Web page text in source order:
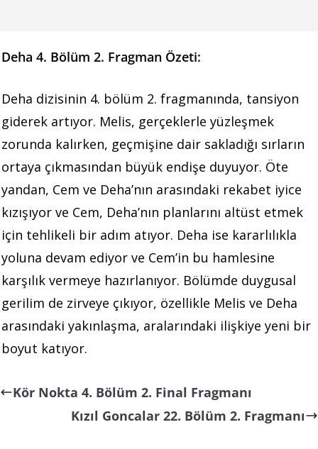
Deha 4. Bölüm 2. Fragman Özeti:
Deha dizisinin 4. bölüm 2. fragmanında, tansiyon
giderek artıyor. Melis, gerçeklerle yüzleşmek
zorunda kalırken, geçmişine dair sakladığı sırların
ortaya çıkmasından büyük endişe duyuyor. Öte
yandan, Cem ve Deha’nın arasındaki rekabet iyice
kızışıyor ve Cem, Deha’nın planlarını altüst etmek
için tehlikeli bir adım atıyor. Deha ise kararlılıkla
yoluna devam ediyor ve Cem’in bu hamlesine
karşılık vermeye hazırlanıyor. Bölümde duygusal
gerilim de zirveye çıkıyor, özellikle Melis ve Deha
arasındaki yakınlaşma, aralarındaki ilişkiye yeni bir
boyut katıyor.
Kör Nokta 4. Bölüm 2. Final Fragmanı
Kızıl Goncalar 22. Bölüm 2. Fragmanı